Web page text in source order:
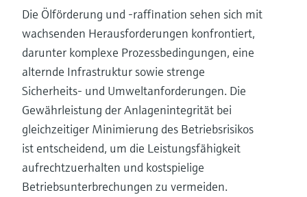
Die Ölförderung und -raffination sehen sich mit
wachsenden Herausforderungen konfrontiert,
darunter komplexe Prozessbedingungen, eine
alternde Infrastruktur sowie strenge
Sicherheits- und Umweltanforderungen. Die
Gewährleistung der Anlagenintegrität bei
gleichzeitiger Minimierung des Betriebsrisikos
ist entscheidend, um die Leistungsfähigkeit
aufrechtzuerhalten und kostspielige
Betriebsunterbrechungen zu vermeiden.